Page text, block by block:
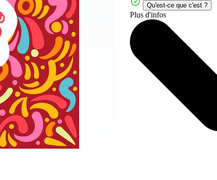
Qu'est-ce que c'est ?
Plus d'infos